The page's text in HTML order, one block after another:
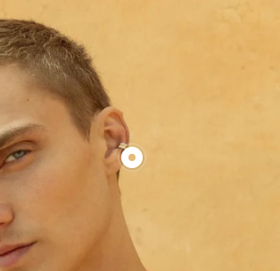
Produkt
clean
earcuff
anzeigen